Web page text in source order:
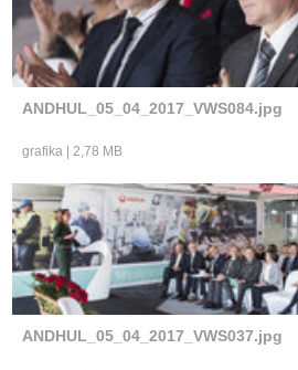
ANDHUL_05_04_2017_VWS084.jpg
grafika 2,78 MB
ANDHUL_05_04_2017_VWS037.jpg